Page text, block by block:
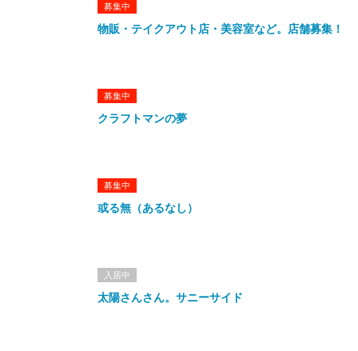
募集中
物販・テイクアウト店・美容室など。店舗募集！
募集中
クラフトマンの夢
募集中
或る無（あるなし）
入居中
太陽さんさん。サニーサイド